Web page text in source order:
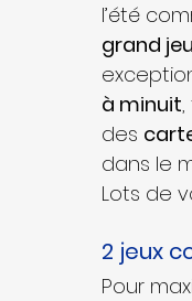
l’été
grand
à minuit
des
dans le
Lots de
2 jeux
Pour